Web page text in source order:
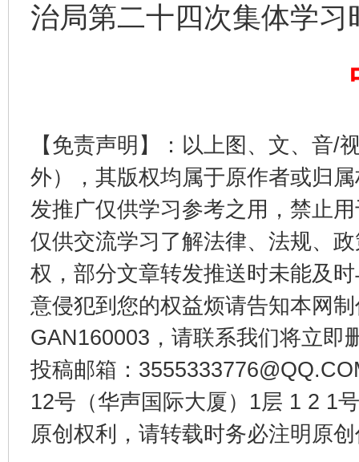
治局第二十四次集体学
【免责声明】：以上图、文、音/
外），其版权均属于原作者或归
发推广仅供学习参考之用，禁止
仅供交流学习了解法律、法规、
权，部分文章转发推送时未能及
意侵犯到您的权益烦请告知本网
GAN160003，请联系我们将立即
投稿邮箱：
12号（华声国际大厦）1层 1 2 1
原创权利，请转载时务必注明原
公平竞争审查“十大案例”出炉！ 一纸欠
东山县通报“牛蛙产品抗生素超标问题” 法